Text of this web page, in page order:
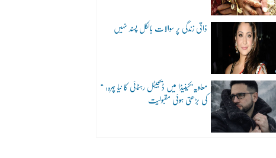
ذاتی زندگی پر سوالات بالکل پسند نہیں
“معاویہ”کینیڈا میں ڈیجیٹل رہنمائی کا نیا چہرہ:
کی بڑھتی ہوئی مقبولیت